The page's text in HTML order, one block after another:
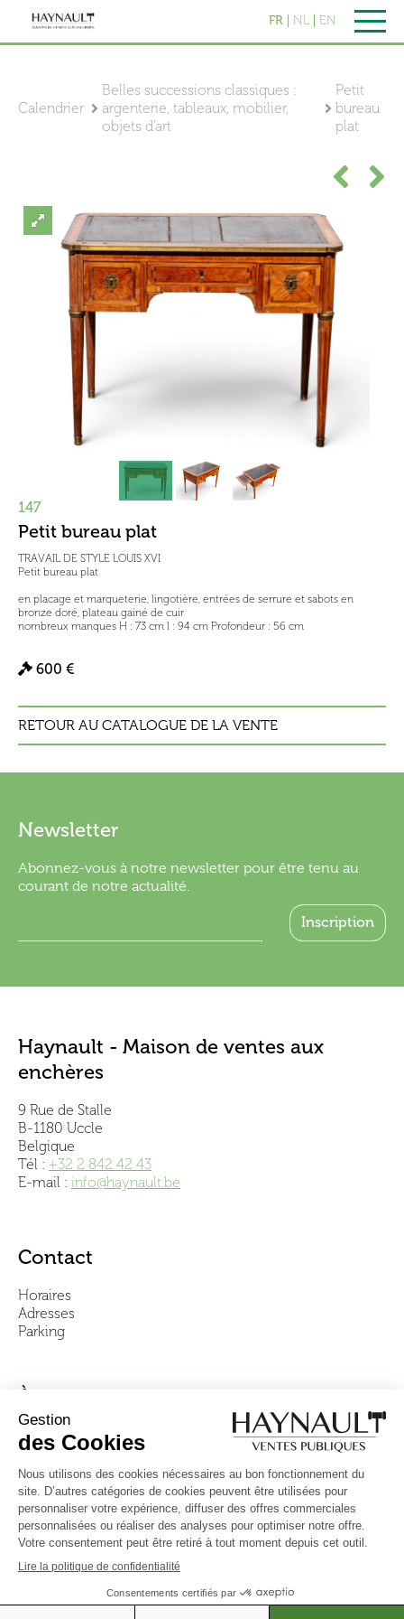
FR NL EN
Calendrier
Belles successions classiques :
argenterie, tableaux, mobilier,
objets d'art
Petit
bureau
plat
147
Petit bureau plat
TRAVAIL DE STYLE LOUIS XVI
Petit bureau plat
en placage et marqueterie, lingotière, entrées de serrure et sabots en
bronze doré, plateau gainé de cuir
nombreux manques H : 73 cm l : 94 cm Profondeur : 56 cm
600 €
RETOUR AU CATALOGUE DE LA VENTE
Newsletter
Abonnez-vous à notre newsletter pour être tenu au
courant de notre actualité.
Haynault - Maison de ventes aux
enchères
9 Rue de Stalle
B-1180 Uccle
Belgique
Tél : +32 2 842 42 43
E-mail : info@haynault.be
Contact
Horaires
Adresses
Parking
À propos
Notre équipe
Vidéos
Questions fréquentes
Conditions générales
Suivez-nous